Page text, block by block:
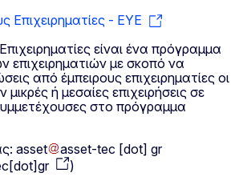
Επιχειρηματίες - EYE
είναι ένα πρόγραμμα
επιχειρηματιών με σκοπό να
από έμπειρους επιχειρηματίες οι
μικρές ή μεσαίες επιχειρήσεις σε
στο πρόγραμμα
asset asset-tec [dot] gr
)